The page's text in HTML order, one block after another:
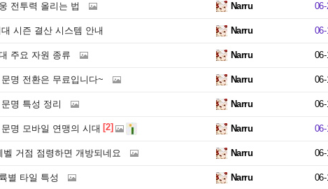
전투력 올리는 법 Narru
시즌 결산 시스템 안내 Narru
주요 자원 종류 Narru
명 전환은 무료입니다~ Narru
명 특성 정리 Narru
명 모바일 연맹의 시대 [2] Narru
벨 거점 점령하면 개방되네요 Narru
별 타일 특성 Narru